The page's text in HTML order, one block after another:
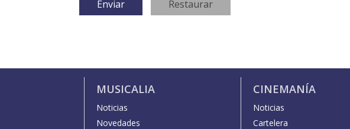
MUSICALIA
Noticias
Novedades
CINEMANÍA
Noticias
Cartelera